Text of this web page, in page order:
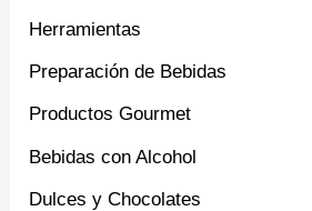
Herramientas
Preparación de Bebidas
Productos Gourmet
Bebidas con Alcohol
Dulces y Chocolates